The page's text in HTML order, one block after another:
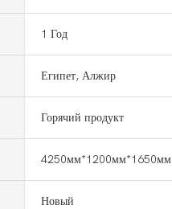
1 Год
Египет, Алжир
Горячий продукт
4250мм*1200мм*1650мм
Новый